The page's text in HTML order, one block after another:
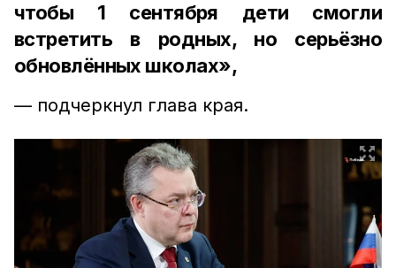
чтобы 1 сентября дети смогли
встретить в родных, но серьёзно
обновлённых школах»,
— подчеркнул глава края.